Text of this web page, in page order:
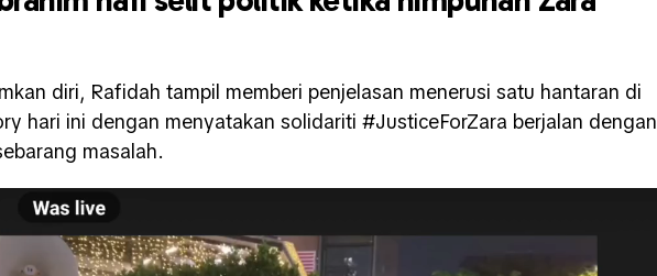
diri, Rafidah tampil memberi penjelasan menerusi satu hantaran di
hari ini dengan menyatakan solidariti #JusticeForZara berjalan dengan
masalah.